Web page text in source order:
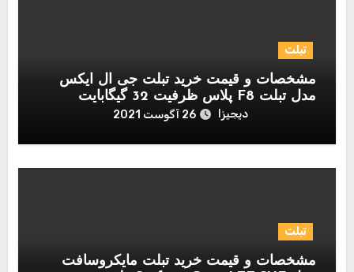
تبلت
مشخصات و قیمت خرید تبلت جی ال ایکس
مدل تبلت F8 پلاس ظرفیت 32 گیگابایت
دیجیزا 26 آگوست 2021
تبلت
مشخصات و قیمت خرید تبلت مایکروسافت